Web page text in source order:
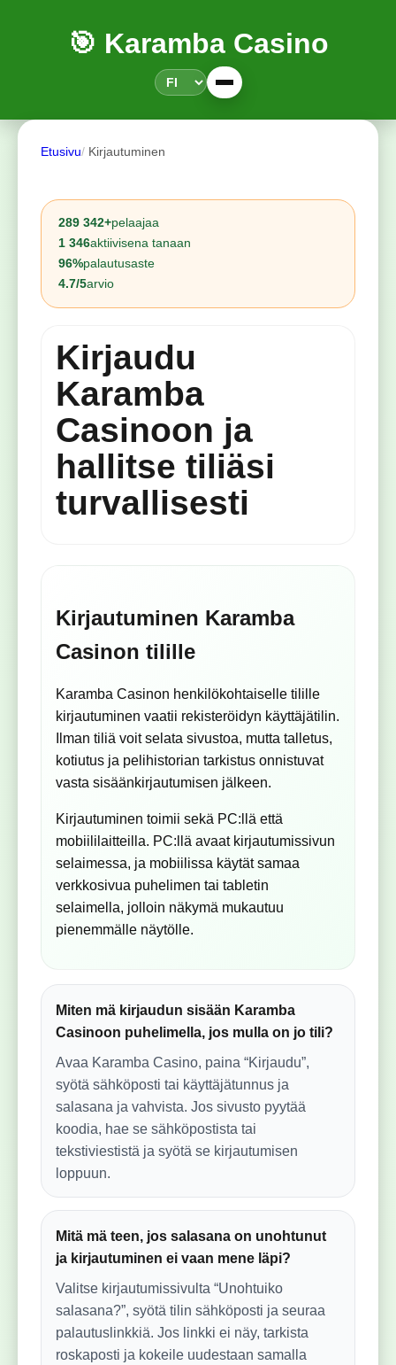
🎯 Karamba Casino
Etusivu Kirjautuminen
289 342+pelaajaa
1 346aktiivisena tanaan
96%palautusaste
4.7/5arvio
Kirjaudu
Karamba
Casinoon ja
hallitse tiliäsi
turvallisesti
Kirjautuminen Karamba
Casinon tilille
Karamba Casinon henkilökohtaiselle tilille
kirjautuminen vaatii rekisteröidyn käyttäjätilin.
Ilman tiliä voit selata sivustoa, mutta talletus,
kotiutus ja pelihistorian tarkistus onnistuvat
vasta sisäänkirjautumisen jälkeen.
Kirjautuminen toimii sekä PC:llä että
mobiililaitteilla. PC:llä avaat kirjautumissivun
selaimessa, ja mobiilissa käytät samaa
verkkosivua puhelimen tai tabletin
selaimella, jolloin näkymä mukautuu
pienemmälle näytölle.
Miten mä kirjaudun sisään Karamba
Casinoon puhelimella, jos mulla on jo tili?
Avaa Karamba Casino, paina “Kirjaudu”,
syötä sähköposti tai käyttäjätunnus ja
salasana ja vahvista. Jos sivusto pyytää
koodia, hae se sähköpostista tai
tekstiviestistä ja syötä se kirjautumisen
loppuun.
Mitä mä teen, jos salasana on unohtunut
ja kirjautuminen ei vaan mene läpi?
Valitse kirjautumissivulta “Unohtuiko
salasana?”, syötä tilin sähköposti ja seuraa
palautuslinkkiä. Jos linkki ei näy, tarkista
roskaposti ja kokeile uudestaan samalla